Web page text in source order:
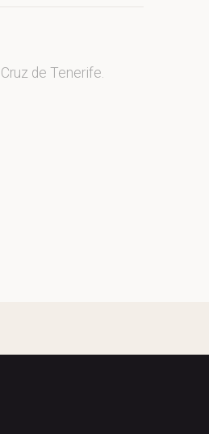
de Tenerife.